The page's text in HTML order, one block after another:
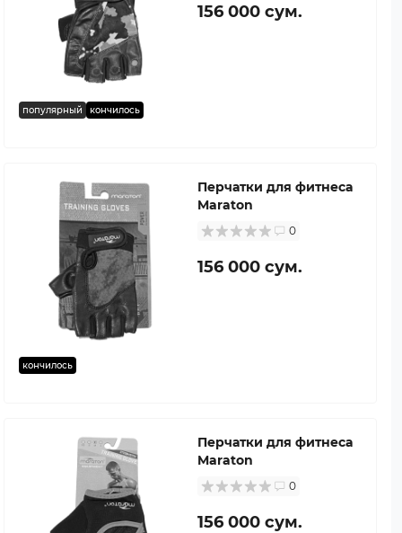
популярный кончилось
156 000 сум.
кончилось
Перчатки для фитнеса
Maraton
0
156 000 сум.
Перчатки для фитнеса
Maraton
0
156 000 сум.